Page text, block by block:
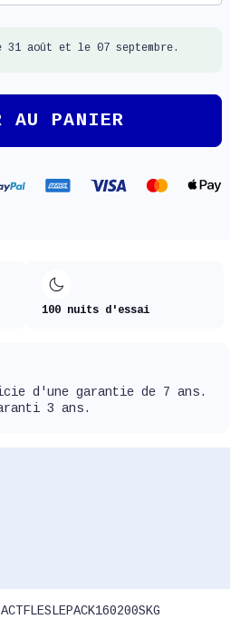
août et le 07 septembre.
AU PANIER
100 nuits d'essai
d'une garantie de 7 ans.
3 ans.
ACTFLESLEPACK160200SKG